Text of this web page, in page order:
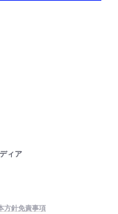
ィア
方針免責事項